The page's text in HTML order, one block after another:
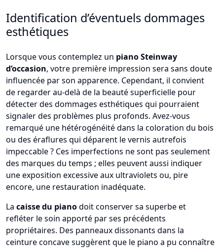
Identification d’éventuels dommages
esthétiques
Lorsque vous contemplez un piano Steinway
d’occasion, votre première impression sera sans doute
influencée par son apparence. Cependant, il convient
de regarder au-delà de la beauté superficielle pour
détecter des dommages esthétiques qui pourraient
signaler des problèmes plus profonds. Avez-vous
remarqué une hétérogénéité dans la coloration du bois
ou des éraflures qui déparent le vernis autrefois
impeccable ? Ces imperfections ne sont pas seulement
des marques du temps ; elles peuvent aussi indiquer
une exposition excessive aux ultraviolets ou, pire
encore, une restauration inadéquate.
La caisse du pianodoit conserver sa superbe et
refléter le soin apporté par ses précédents
propriétaires. Des panneaux dissonants dans la
ceinture concave suggèrent que le piano a pu connaître